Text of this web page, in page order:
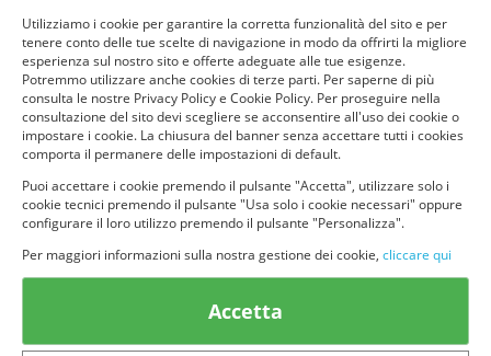
Domanda 1 di 4:
Per quante persone fai la spesa? Quanti siete in casa?
Solo io 2 persone
3 o più persone
Utilizziamo i cookie per garantire la corretta funzionalità del sito e per
tenere conto delle tue scelte di navigazione in modo da offrirti la migliore
esperienza sul nostro sito e offerte adeguate alle tue esigenze.
Potremmo utilizzare anche cookies di terze parti. Per saperne di più
consulta le nostre Privacy Policy e Cookie Policy. Per proseguire nella
consultazione del sito devi scegliere se acconsentire all'uso dei cookie o
impostare i cookie. La chiusura del banner senza accettare tutti i cookies
comporta il permanere delle impostazioni di default.
Puoi accettare i cookie premendo il pulsante "Accetta", utilizzare solo i
cookie tecnici premendo il pulsante "Usa solo i cookie necessari" oppure
configurare il loro utilizzo premendo il pulsante "Personalizza".
Per maggiori informazioni sulla nostra gestione dei cookie, cliccare qui
Accetta